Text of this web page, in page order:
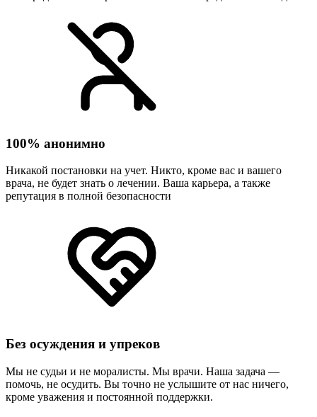
100% анонимно
Никакой постановки на учет. Никто, кроме вас и вашего
врача, не будет знать о лечении. Ваша карьера, а также
репутация в полной безопасности
Без осуждения и упреков
Мы не судьи и не моралисты. Мы врачи. Наша задача —
помочь, не осудить. Вы точно не услышите от нас ничего,
кроме уважения и постоянной поддержки.